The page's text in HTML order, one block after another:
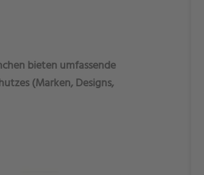
bieten umfassende
(Marken, Designs,